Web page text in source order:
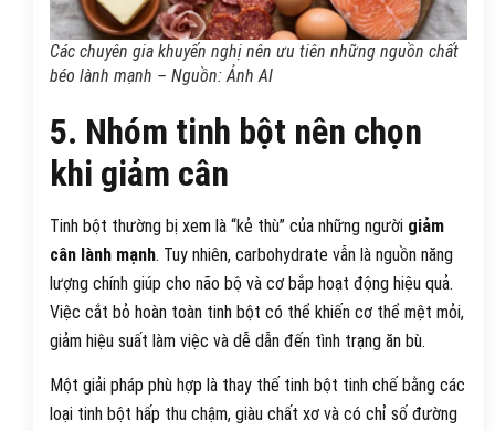
Các chuyên gia khuyến nghị nên ưu tiên những nguồn chất
béo lành mạnh – Nguồn: Ảnh AI
5. Nhóm tinh bột nên chọn
khi giảm cân
Tinh bột thường bị xem là “kẻ thù” của những người giảm
cân lành mạnh. Tuy nhiên, carbohydrate vẫn là nguồn năng
lượng chính giúp cho não bộ và cơ bắp hoạt động hiệu quả.
Việc cắt bỏ hoàn toàn tinh bột có thể khiến cơ thể mệt mỏi,
giảm hiệu suất làm việc và dễ dẫn đến tình trạng ăn bù.
Một giải pháp phù hợp là thay thế tinh bột tinh chế bằng các
loại tinh bột hấp thu chậm, giàu chất xơ và có chỉ số đường